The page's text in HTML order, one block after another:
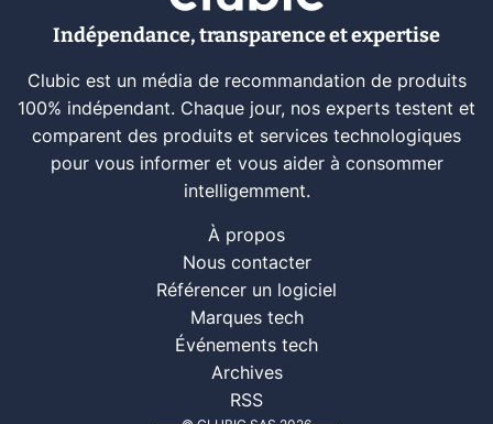
Indépendance, transparence et expertise
Clubic est un média de recommandation de produits
100% indépendant. Chaque jour, nos experts testent et
comparent des produits et services technologiques
pour vous informer et vous aider à consommer
intelligemment.
À propos
Nous contacter
Référencer un logiciel
Marques tech
Événements tech
Archives
RSS